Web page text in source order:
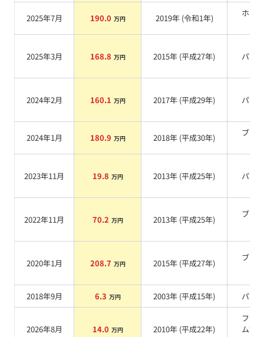
2025年7月 190.0 万円 2019年 (令和1年)
ホワ
2025年3月 168.8 万円 2015年 (平成27年) パール
2024年2月 160.1 万円 2017年 (平成29年) パール
2024年1月 180.9 万円 2018年 (平成30年)
ブラ
2023年11月 19.8 万円 2013年 (平成25年) パール
2022年11月 70.2 万円 2013年 (平成25年)
ブラ
2020年1月 208.7 万円 2015年 (平成27年)
ブラ
2018年9月 6.3 万円 2003年 (平成15年) パール
2026年8月 14.0 万円 2010年 (平成22年)
ファ
ムブ